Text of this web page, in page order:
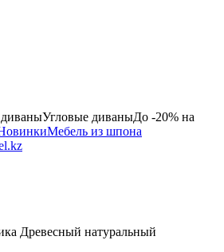
Угловые диваныДо -20% на
Мебель из шпона
Древесный натуральный